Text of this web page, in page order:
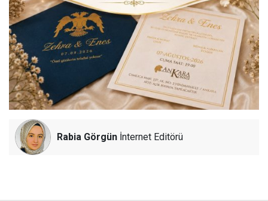
Rabia Görgün İnternet Editörü